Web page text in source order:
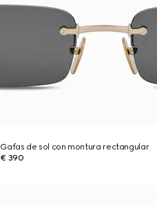
Gafas de sol con montura rectangular
€ 390